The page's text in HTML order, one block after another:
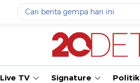
Yang sedang ramai dicari
gempa hari ini
Live TV Signature Politik